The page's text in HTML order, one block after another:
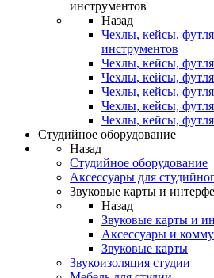
инструментов
Назад
Чехлы, кейсы,
инструментов
Чехлы, кейсы,
Чехлы, кейсы,
Чехлы, кейсы,
Чехлы, кейсы,
Чехлы, кейсы,
Студийное оборудование
Назад
Студийное оборудование
Аксессуары для
Звуковые карты и
Назад
Звуковые карты и
Аксессуары и
Звуковые карты
Звукоизоляция студии